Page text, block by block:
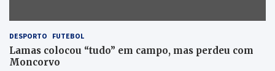
DESPORTO FUTEBOL
Lamas colocou “tudo” em campo, mas perdeu com
Moncorvo